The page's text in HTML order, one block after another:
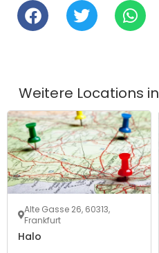
Weitere Locations in
Alte Gasse 26, 60313,
Frankfurt
Halo